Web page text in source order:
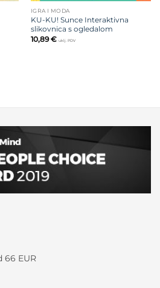
IGRA I MODA
KU-KU! Sunce Interaktivna
slikovnica s ogledalom
10,89€ uklj. PDV
66 EUR